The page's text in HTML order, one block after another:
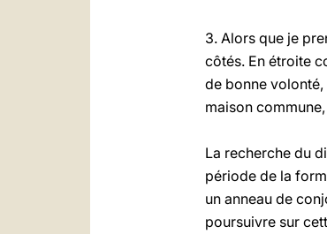
3. Alors que je
côtés. En étroite
de bonne
maison
La recherche du
période de la
un anneau de
poursuivre sur